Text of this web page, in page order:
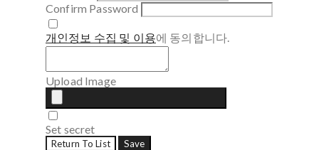
Confirm Password
개인정보 수집 및 이용에 동의합니다.
Upload Image
Set secret
Return To List Save